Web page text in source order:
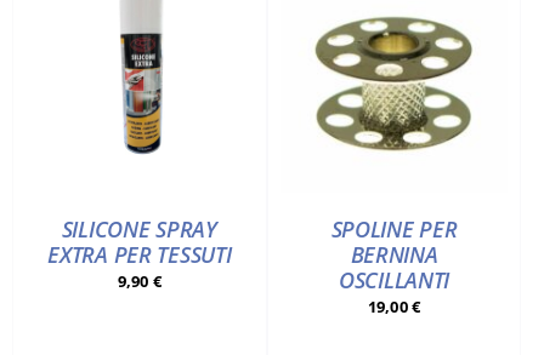
SILICONE SPRAY
EXTRA PER TESSUTI
9,90 €
SPOLINE PER
BERNINA
OSCILLANTI
19,00€